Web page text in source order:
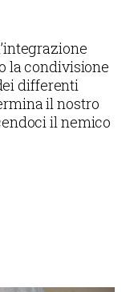
la condivisione
differenti
il nostro
il nemico